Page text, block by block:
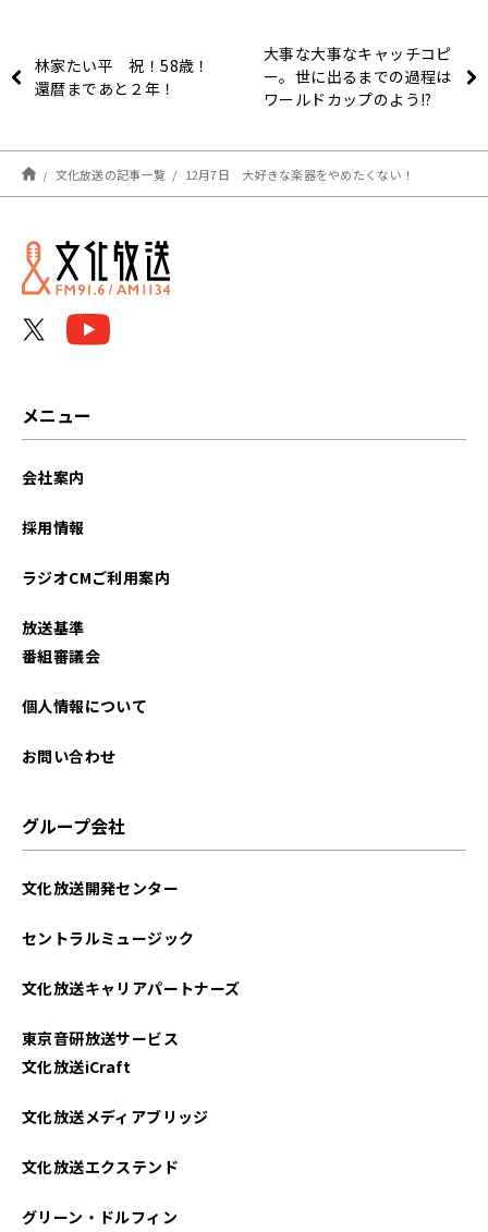
林家たい平 祝！58歳！
還暦まであと２年！
大事な大事なキャッチコピ
ー。世に出るまでの過程は
ワールドカップのよう!?
文化放送の記事一覧 12月7日 大好きな楽器をやめたくない！
メニュー
会社案内
採用情報
ラジオCMご利用案内
放送基準
番組審議会
個人情報について
お問い合わせ
グループ会社
文化放送開発センター
セントラルミュージック
文化放送キャリアパートナーズ
東京音研放送サービス
文化放送iCraft
文化放送メディアブリッジ
文化放送エクステンド
グリーン・ドルフィン